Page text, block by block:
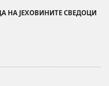
НА ЈЕХОВИНИТЕ СВЕДОЦИ